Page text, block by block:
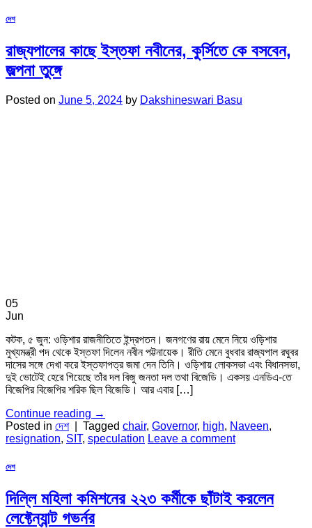
দেশ
রাজ্যপালের কাছে ইস্তফা নবীনের, কুর্সিতে কে বসবেন,
জল্পনা তুঙ্গে
Posted on June 5, 2024 by Dakshineswari Basu
05
Jun
কটক, ৫ জুন: ওড়িশার রাজনীতিতে ইন্দ্রপতন। জনগণের রায় মেনে নিয়ে ওড়িশার
মুখ্যমন্ত্রী পদ থেকে ইস্তফা দিলেন নবীন পট্টনায়েক। রীতি মেনে বুধবার রাজ্যপাল রঘুবর
দাসের সঙ্গে দেখা করে ইস্তফাপত্র জমা দেন তিনি। ওড়িশায় লোকসভা এবং বিধানসভা,
দুই ভোটেই হেরে গিয়েছে তাঁর দল বিজু জনতা দল তথা বিজেডি। একসয় এনডিএ-তে
বিজেপির বিজেপির শরিক ছিল বিজেডি। আর এবার […]
Continue reading →
Posted in দেশ Tagged chair, Governor, high, Naveen,
resignation, SIT, speculation Leave a comment
দেশ
দিল্লি মহিলা কমিশনের ২২৩ কর্মীকে ছাঁটাই করলেন
লেফ্টেন্যান্ট গভর্নর